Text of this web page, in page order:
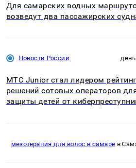
Для самарских водных
возведут два пассажирских
Новости России
МТС Junior стал лидером
решений сотовых операторов
защиты детей от
мезотерапия для волос в самаре в